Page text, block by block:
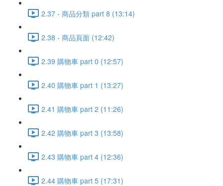
2.37 - 商品分類 part 8 (13:14)
2.38 - 商品頁面 (12:42)
2.39 購物車 part 0 (12:57)
2.40 購物車 part 1 (13:27)
2.41 購物車 part 2 (11:26)
2.42 購物車 part 3 (13:58)
2.43 購物車 part 4 (12:36)
2.44 購物車 part 5 (17:31)